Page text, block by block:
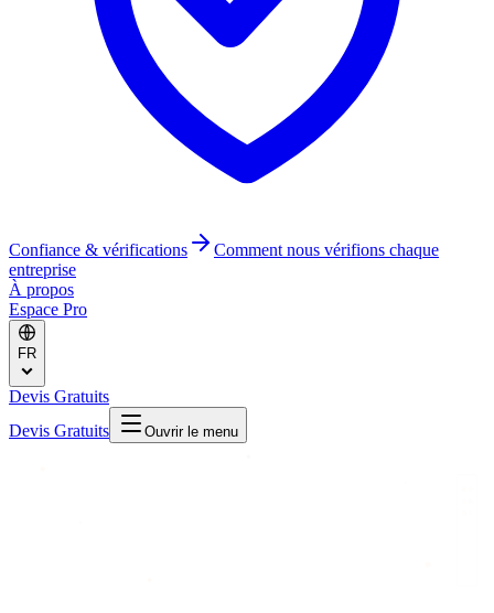
Confiance & vérifications
Comment nous vérifions chaque
entreprise
À propos
Espace Pro
FR
Devis Gratuits
Devis Gratuits
Ouvrir le menu